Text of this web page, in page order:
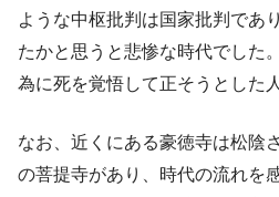
ような中枢批判は国家批判であ
たかと思うと悲惨な時代でした
為に死を覚悟して正そうとした
なお、近くにある豪徳寺は松陰
の菩提寺があり、時代の流れを